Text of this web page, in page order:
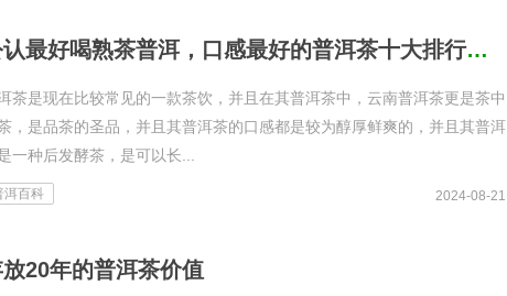
公认最好喝熟茶普洱，口感最好的普洱茶十大排行榜_公认最好喝熟茶普洱，口感最
茶是现在比较常见的一款茶饮，并且在其普洱茶中，云南普洱茶更是茶中
，是品茶的圣品，并且其普洱茶的口感都是较为醇厚鲜爽的，并且其普洱
一种后发酵茶，是可以长...
洱百科 2024-08-21
20年的普洱茶价值